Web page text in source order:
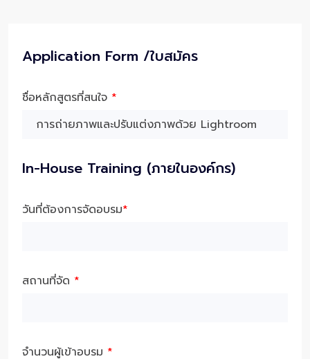
Application Form /ใบสมัคร
ชื่อหลักสูตรที่สนใจ *
In-House Training (ภายในองค์กร)
วันที่ต้องการจัดอบรม*
สถานที่จัด *
จำนวนผู้เข้าอบรม *